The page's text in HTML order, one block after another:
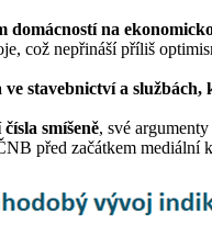
na
což nepřináší příliš
stavebnictví a
smíšeně, své
před začátkem mediální